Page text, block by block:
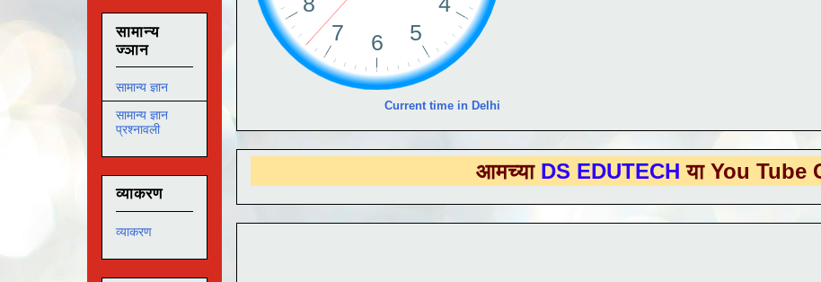
Current time in Delhi
DS EDUTECHया You Tube Channel
सामान्य
ज्ञान
सामान्य ज्ञान
सामान्य ज्ञान
प्रश्नावली
व्याकरण
व्याकरण